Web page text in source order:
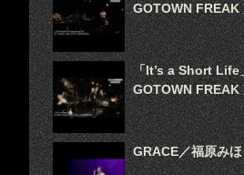
GOTOWN FREAK
「It’s a Short Life
GOTOWN FREAK
GRACE／福原みほ